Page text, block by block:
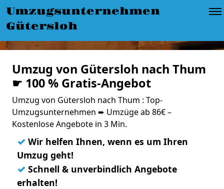
Umzugsunternehmen
Gütersloh
Umzug von Gütersloh nach Thum
☛ 100 % Gratis-Angebot
Umzug von Gütersloh nach Thum : Top-
Umzugsunternehmen ➨ Umzüge ab 86€ –
Kostenlose Angebote in 3 Min.
✓ Wir helfen Ihnen, wenn es um Ihren
Umzug geht!
✓ Schnell & unverbindlich Angebote
erhalten!